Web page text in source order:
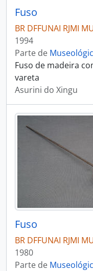
Fuso
BR DFFUNAI RJMI
1994
Parte de
Fuso de madeira
vareta
Asurini do Xingu
Fuso
BR DFFUNAI RJMI
1980
Parte de